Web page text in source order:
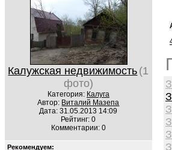
Калужская недвижимость (1
фото)
Категория: Калуга
Автор: Виталий Мазепа
Дата: 31.05.2013 14:09
Рейтинг: 0
Комментарии: 0
Рекомендуем: